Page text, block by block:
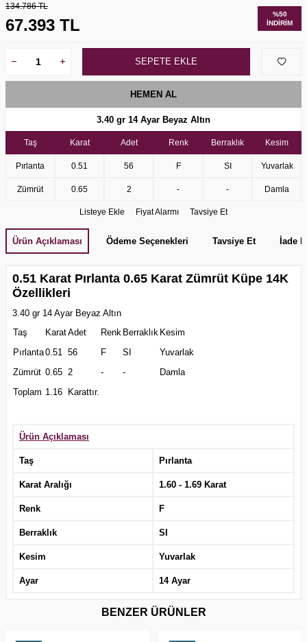
134.786TL
67.393 TL
%50
İNDIRIM
SEPETE EKLE
HEMEN AL
3.40 gr 14 Ayar Beyaz Altın
Taş
Pırlanta
Zümrüt
Karat
0.51
0.65
Adet
56
2
Renk
F
-
Berraklık
SI
-
Kesim
Yuvarlak
Damla
Listeye Ekle Fiyat Alarmı Tavsiye Et
Ürün Açıklaması Ödeme Seçenekleri Tavsiye Et İade
0.51 Karat Pırlanta 0.65 Karat Zümrüt Küpe 14K
Özellikleri
3.40 gr 14 Ayar Beyaz Altın
Taş
KaratAdet Renk Berraklık Kesim
Pırlanta0.51 56 F SI
Yuvarlak
Zümrüt 0.65 2 - -
Damla
Toplam 1.16 Karattır.
Ürün Açıklaması
Taş Pırlanta
Karat Aralığı 1.60 - 1.69 Karat
Renk F
Berraklık SI
Kesim Yuvarlak
Ayar 14 Ayar
BENZER ÜRÜNLER